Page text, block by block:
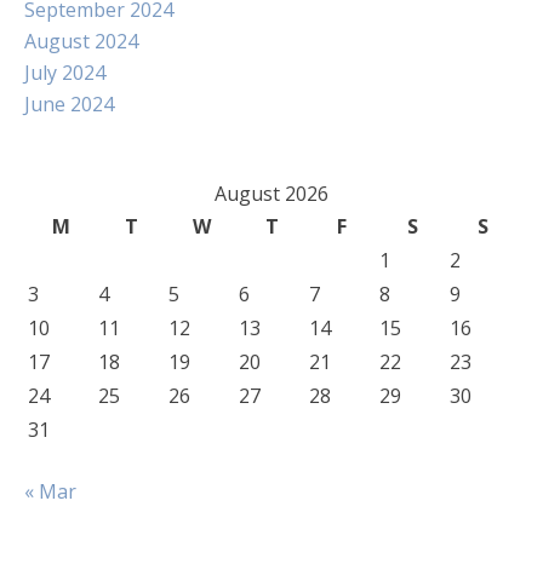
September 2024
August 2024
July 2024
June 2024
August 2026
M
T W T F S
S
1
2
3
4 5 6 7 8
9
10
11 12 13 14 15
16
17
18 19 20 21 22
23
24
25 26 27 28 29
30
31
« Mar